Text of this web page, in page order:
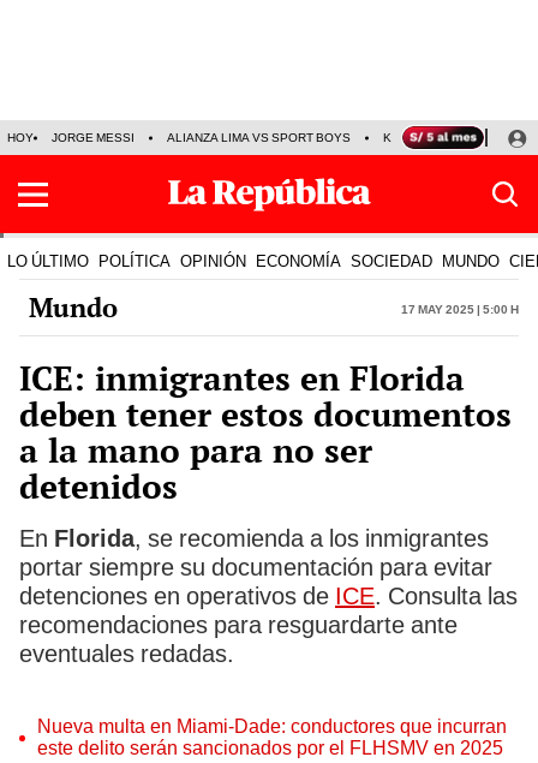
HOY JORGE MESSI ALIANZA LIMA VS SPORT BOYS KENJI FUJIMORI
LO ÚLTIMO POLÍTICA OPINIÓN ECONOMÍA SOCIEDAD MUNDO
Mundo 17 May 2025 | 5:00 h
ICE: inmigrantes en Florida
deben tener estos documentos
a la mano para no ser
detenidos
En Florida, se recomienda a los inmigrantes
portar siempre su documentación para evitar
detenciones en operativos de ICE. Consulta las
recomendaciones para resguardarte ante
eventuales redadas.
Nueva multa en Miami-Dade: conductores que incurran
este delito serán sancionados por el FLHSMV en 2025